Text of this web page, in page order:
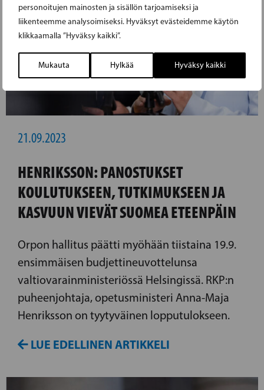
personoitujen mainosten ja sisällön tarjoamiseksi ja
liikenteemme analysoimiseksi. Hyväksyt evästeidemme käytön
klikkaamalla ”Hyväksy kaikki”.
Mukauta Hylkää Hyväksy kaikki
21.09.2023
HENRIKSSON: PANOSTUKSET
KOULUTUKSEEN, TUTKIMUKSEEN JA
KASVUUN VIEVÄT SUOMEA ETEENPÄIN
Orpon hallitus päätti myöhään tiistaina 19.9.
ensimmäisen budjettineuvottelunsa
valtiovarainministeriössä Helsingissä. RKP:n
puheenjohtaja, opetusministeri Anna-Maja
Henriksson on tyytyväinen lopputulokseen.
LUE EDELLINEN ARTIKKELI